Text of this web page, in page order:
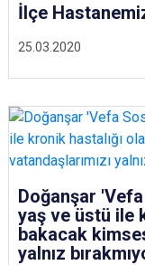
25.03.2020
İlçe
Doğanşar
yaş ve üstü ile
bakacak
yalnız